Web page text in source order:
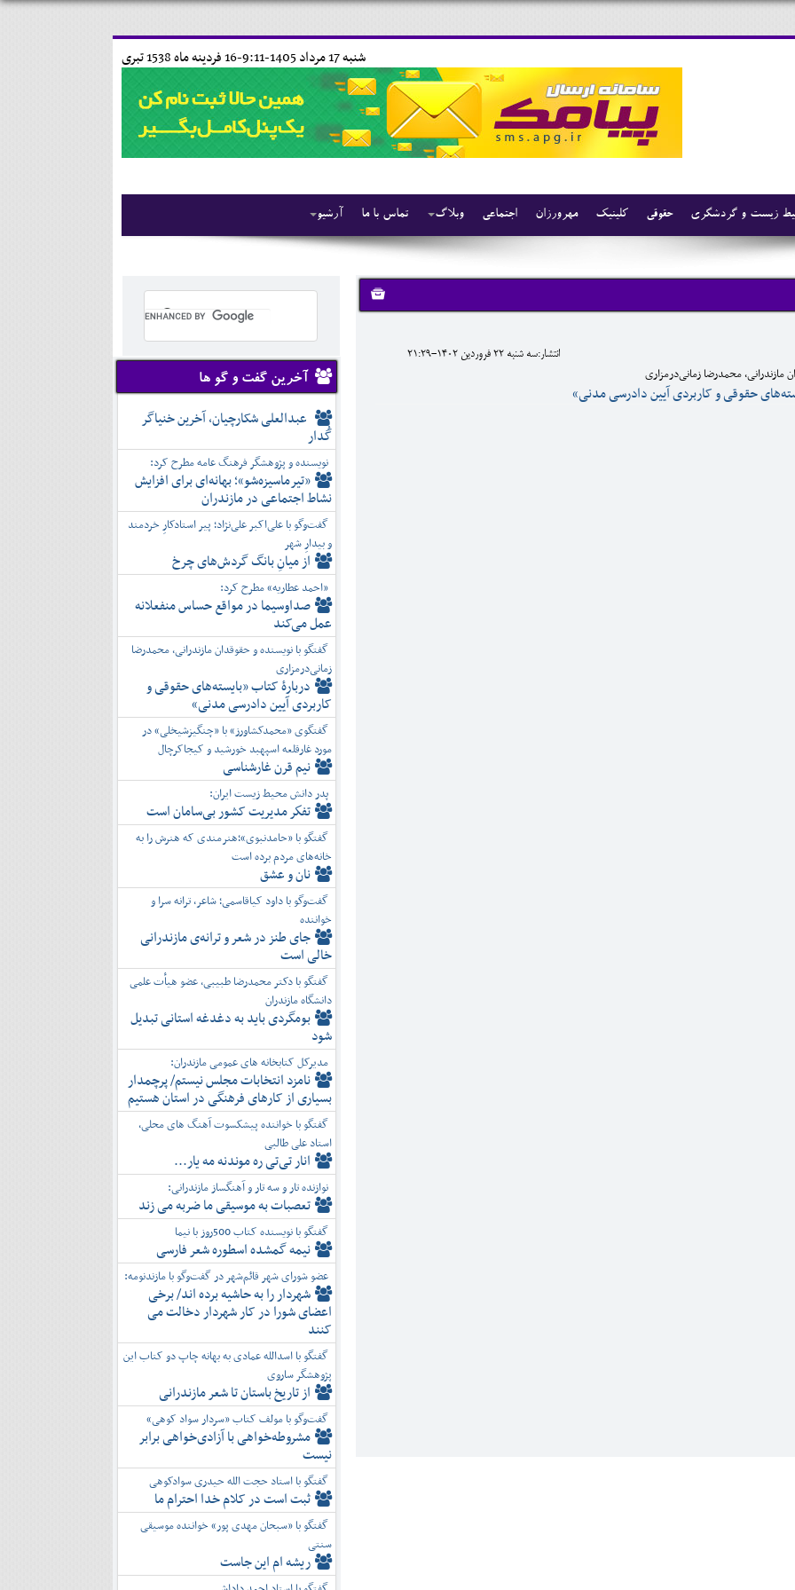
16 فردينه ماه 1538 تبری شنبه 17 مرداد 1405-9:11-
آرشیو تماس با ما وبلاگ اجتماعی مهرورزان کلینیک حقوقی زیست و گردشگری
انتشار:سه شنبه 22 فروردين 1402-21:29
مازندرانی، محمدرضا زمانی‌درمزاری
حقوقی و کاربردی آیین دادرسی مدنی»
آخرین گفت و گو ها
عبدالعلی شکارچیان، آخرین خنیاگر
گُدار
نویسنده و پژوهشگر فرهنگ عامه مطرح کرد:
«تیرماسیزه‌شو»؛ بهانه‌ای برای افزایش
نشاط اجتماعی در مازندران
گفت‌وگو با علی‌اکبر علی‌نژاد؛ پیر استادکارِ خردمند
و بیدارِ شهر
از میانِ بانگ گردش‌های چرخ
«احمد عطاریه» مطرح کرد:
صداوسیما در مواقع حساس منفعلانه
عمل می‌کند
گفتگو با نویسنده و حقوقدان مازندرانی، محمدرضا
زمانی‌درمزاری
دربارۀ کتاب ”بایسته‌های حقوقی و
کاربردی آیین دادرسی مدنی»
گفتگوی «محمدکشاورز» با «چنگیزشیخلی» در
مورد غارقلعه اسپهبد خورشید و کیجاکرچال
نیم قرن غارشناسی
پدر دانش محیط زیست ایران:
تفكر مديريت کشور بی‌سامان است
گفتگو با «حامدنبوی»؛هنرمندی که هنرش را به
خانه‌های مردم برده است
نان و عشق
گفت‌وگو با داود کیاقاسمی؛ شاعر، ترانه سرا و
خواننده
جای طنز در شعر و ترانه‌ی مازندرانی
خالی است
گفتگو با دکتر محمدرضا طبیبی، عضو هیأت علمی
دانشگاه مازندران
بومگردی باید به دغدغه استانی تبدیل
شود
مدیرکل کتابخانه های عمومی مازندران:
نامزد انتخابات مجلس نیستم/ پرچمدار
بسیاری از کارهای فرهنگی در استان هستیم
گفتگو با خواننده پیشکسوت آهنگ های محلی،
استاد علی طالبی
انار تی‌تی ره موندنه مه یار...
نوازنده تار و سه تار و آهنگساز مازندرانی:
تعصبات به موسیقی ما ضربه می زند
گفتگو با نویسنده کتاب 500روز با نیما
نیمه گمشده اسطوره شعر فارسی
عضو شورای شهر قائم‌شهر در گفت‌و‌گو با مازندنومه:
شهردار را به حاشیه برده اند/ برخی
اعضای شورا در کار شهردار دخالت می
کنند
گفتگو با اسدالله عمادی به بهانه چاپ دو کتاب این
پژوهشگر ساروی
از تاریخ باستان تا شعر مازندرانی
گفت‌وگو با مولف کتاب «سردار سواد کوهی»
مشروطه‌خواهی با آزادی‌خواهی برابر
نیست
گفتگو با استاد حجت الله حیدری سوادکوهی
ثبت است در کلام خدا احترام ما
گفتگو با «سبحان مهدی پور» خواننده موسیقی
سنتی
ریشه ام این جاست